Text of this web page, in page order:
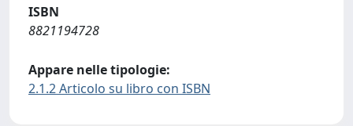
ISBN
8821194728
Appare nelle tipologie:
2.1.2 Articolo su libro con ISBN